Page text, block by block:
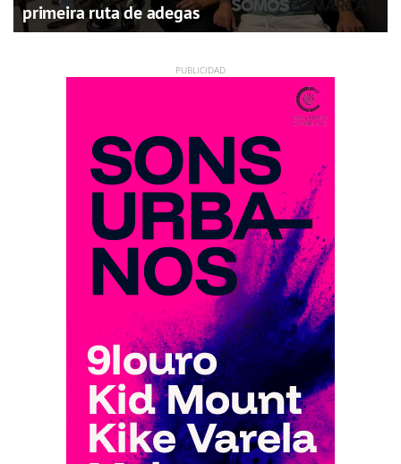
primeira ruta de adegas